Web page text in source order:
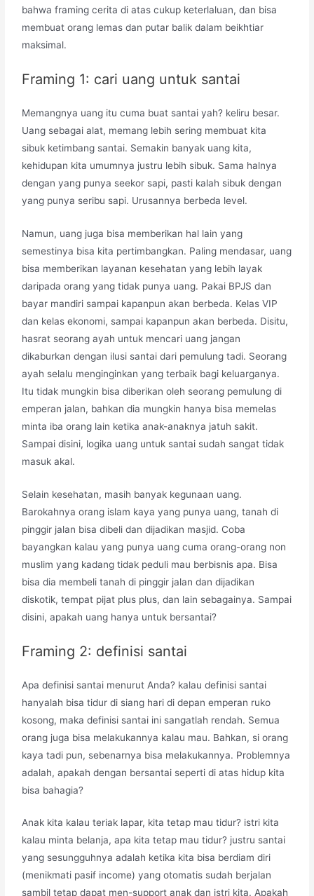
bahwa framing cerita di atas cukup keterlaluan, dan bisa
membuat orang lemas dan putar balik dalam beikhtiar
maksimal.
Framing 1: cari uang untuk santai
Memangnya uang itu cuma buat santai yah? keliru besar.
Uang sebagai alat, memang lebih sering membuat kita
sibuk ketimbang santai. Semakin banyak uang kita,
kehidupan kita umumnya justru lebih sibuk. Sama halnya
dengan yang punya seekor sapi, pasti kalah sibuk dengan
yang punya seribu sapi. Urusannya berbeda level.
Namun, uang juga bisa memberikan hal lain yang
semestinya bisa kita pertimbangkan. Paling mendasar, uang
bisa memberikan layanan kesehatan yang lebih layak
daripada orang yang tidak punya uang. Pakai BPJS dan
bayar mandiri sampai kapanpun akan berbeda. Kelas VIP
dan kelas ekonomi, sampai kapanpun akan berbeda. Disitu,
hasrat seorang ayah untuk mencari uang jangan
dikaburkan dengan ilusi santai dari pemulung tadi. Seorang
ayah selalu menginginkan yang terbaik bagi keluarganya.
Itu tidak mungkin bisa diberikan oleh seorang pemulung di
emperan jalan, bahkan dia mungkin hanya bisa memelas
minta iba orang lain ketika anak-anaknya jatuh sakit.
Sampai disini, logika uang untuk santai sudah sangat tidak
masuk akal.
Selain kesehatan, masih banyak kegunaan uang.
Barokahnya orang islam kaya yang punya uang, tanah di
pinggir jalan bisa dibeli dan dijadikan masjid. Coba
bayangkan kalau yang punya uang cuma orang-orang non
muslim yang kadang tidak peduli mau berbisnis apa. Bisa
bisa dia membeli tanah di pinggir jalan dan dijadikan
diskotik, tempat pijat plus plus, dan lain sebagainya. Sampai
disini, apakah uang hanya untuk bersantai?
Framing 2: definisi santai
Apa definisi santai menurut Anda? kalau definisi santai
hanyalah bisa tidur di siang hari di depan emperan ruko
kosong, maka definisi santai ini sangatlah rendah. Semua
orang juga bisa melakukannya kalau mau. Bahkan, si orang
kaya tadi pun, sebenarnya bisa melakukannya. Problemnya
adalah, apakah dengan bersantai seperti di atas hidup kita
bisa bahagia?
Anak kita kalau teriak lapar, kita tetap mau tidur? istri kita
kalau minta belanja, apa kita tetap mau tidur? justru santai
yang sesungguhnya adalah ketika kita bisa berdiam diri
(menikmati pasif income) yang otomatis sudah berjalan
sambil tetap dapat men-support anak dan istri kita. Apakah